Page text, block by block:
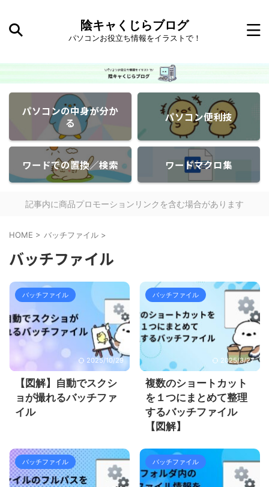
陰キャくじらブログ
パソコンお役立ち情報をイラストで！
パソコンの中身が分か
る
パソコン便利技
ワードでの置換／検索 ワードマクロ集
記事内に商品プロモーションリンクを含む場合があります
HOME > バッチファイル >
バッチファイル
バッチファイル
2025/10/29
【図解】自動でスクシ
ョが撮れるバッチファ
イル
バッチファイル
2025/3/27
複数のショートカット
を１つにまとめて整理
するバッチファイル
【図解】
バッチファイル バッチファイル